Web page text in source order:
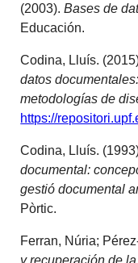
(2003).Bases de
Educación.
Codina, Lluís.
datos
metodologías de
https://
Codina, Lluís.
documental:
gestió documental
Pòrtic.
Ferran, Núria;
y recuperación de